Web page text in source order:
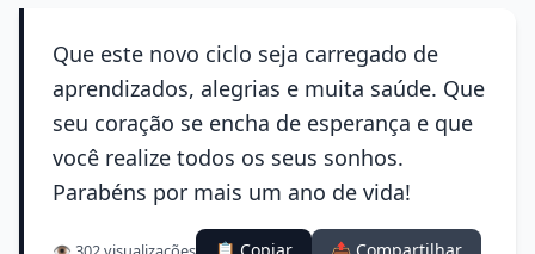
Que este novo ciclo seja carregado de
aprendizados, alegrias e muita saúde. Que
seu coração se encha de esperança e que
você realize todos os seus sonhos.
Parabéns por mais um ano de vida!